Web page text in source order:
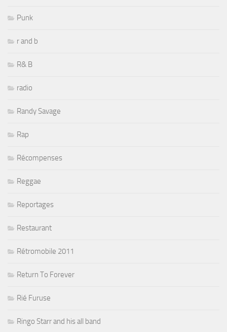
Punk
r and b
R& B
radio
Randy Savage
Rap
Récompenses
Reggae
Reportages
Restaurant
Rétromobile 2011
Return To Forever
Rié Furuse
Ringo Starr and his all band